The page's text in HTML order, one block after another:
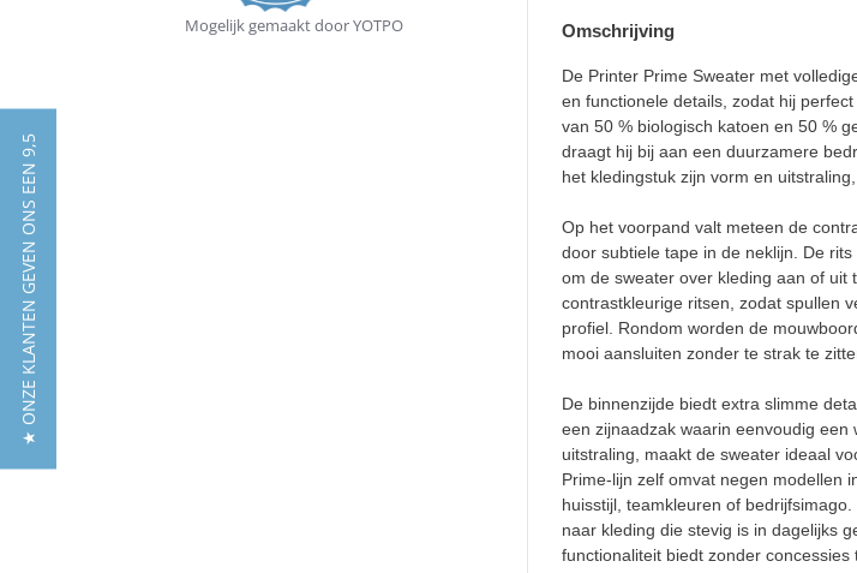
Mogelijk gemaakt door YOTPO Omschrijving
De Printer Prime Sweater met
en functionele details, zodat hij
van 50 % biologisch katoen en 50 %
draagt hij bij aan een duurzamere
het kledingstuk zijn vorm en
Op het voorpand valt meteen de
door subtiele tape in de neklijn. De
om de sweater over kleding aan of
contrastkleurige ritsen, zodat spullen
profiel. Rondom worden de
mooi aansluiten zonder te strak te
De binnenzijde biedt extra slimme
een zijnaadzak waarin eenvoudig
uitstraling, maakt de sweater ideaal
Prime-lijn zelf omvat negen modellen
huisstijl, teamkleuren of
naar kleding die stevig is in dagelijks
functionaliteit biedt zonder concessies
★ ONZE KLANTEN GEVEN ONS EEN 9,5